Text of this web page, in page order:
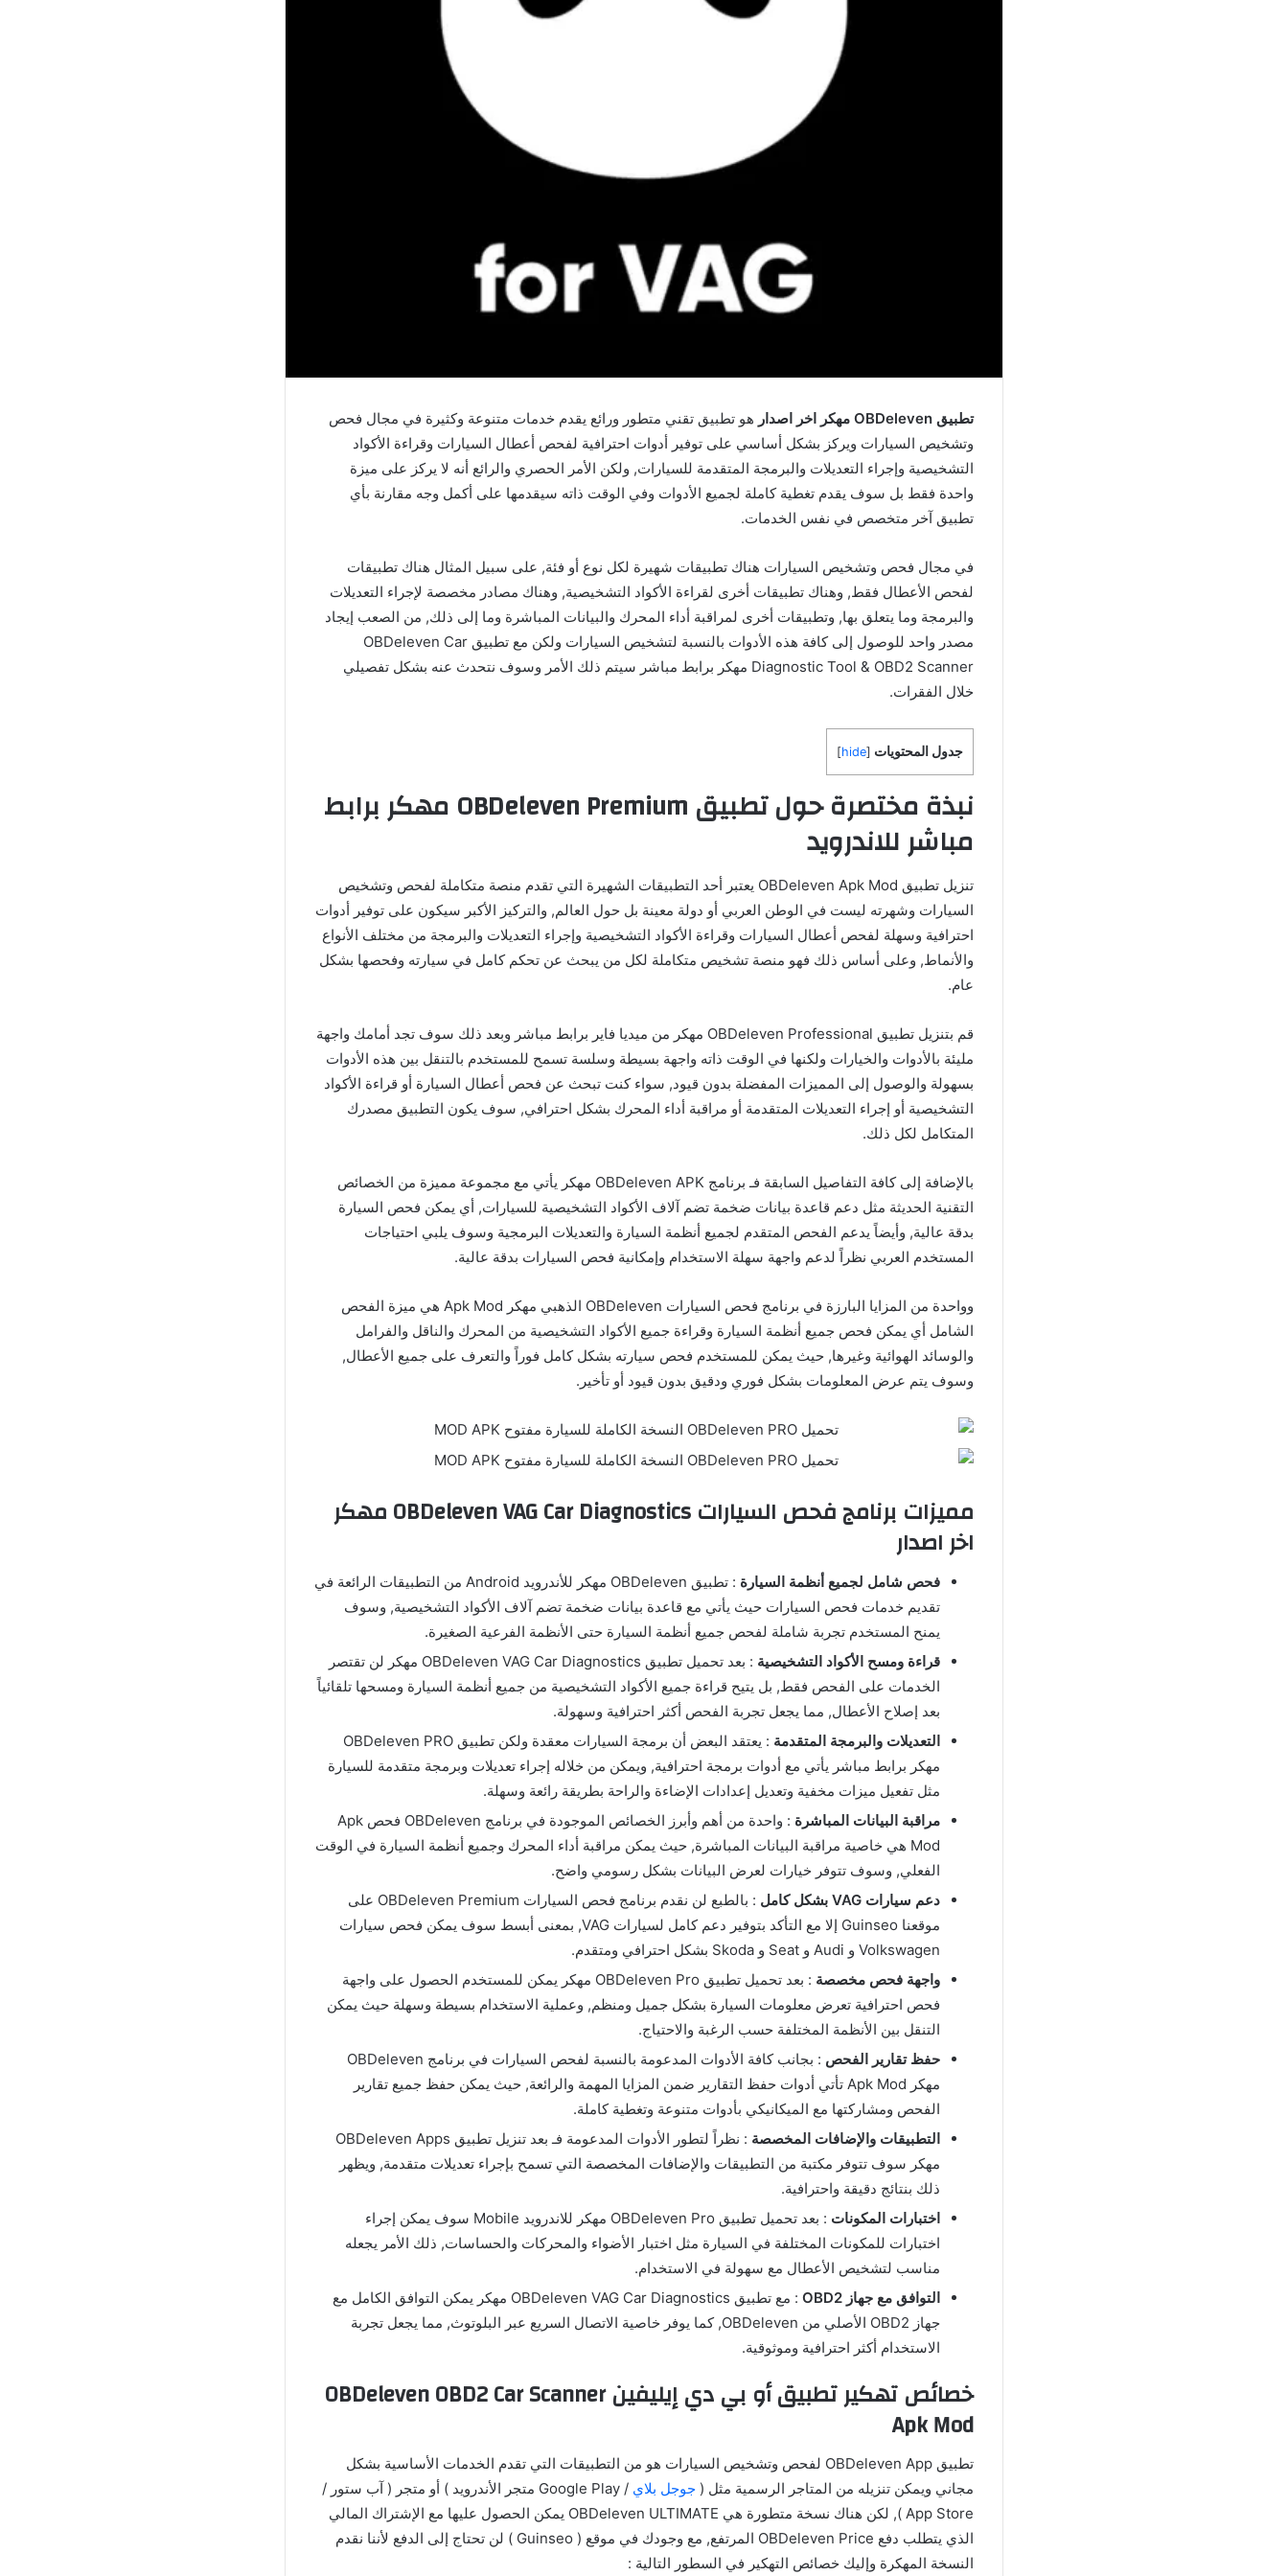
تطبيق OBDeleven مهكر اخر اصدار
هو تطبيق تقني متطور ورائع يقدم خدمات متنوعة وكثيرة في مجال فحص
وتشخيص السيارات ويركز بشكل أساسي على توفير أدوات احترافية لفحص أعطال السيارات وقراءة الأكواد
التشخيصية وإجراء التعديلات والبرمجة المتقدمة للسيارات, ولكن الأمر الحصري والرائع أنه لا يركز على ميزة
واحدة فقط بل سوف يقدم تغطية كاملة لجميع الأدوات وفي الوقت ذاته سيقدمها على أكمل وجه مقارنة بأي
تطبيق آخر متخصص في نفس الخدمات.
في مجال فحص وتشخيص السيارات هناك تطبيقات شهيرة لكل نوع أو فئة, على سبيل المثال هناك تطبيقات
لفحص الأعطال فقط, وهناك تطبيقات أخرى لقراءة الأكواد التشخيصية, وهناك مصادر مخصصة لإجراء التعديلات
والبرمجة وما يتعلق بها, وتطبيقات أخرى لمراقبة أداء المحرك والبيانات المباشرة وما إلى ذلك, من الصعب إيجاد
مصدر واحد للوصول إلى كافة هذه الأدوات بالنسبة لتشخيص السيارات ولكن مع تطبيق OBDeleven Car
Diagnostic Tool & OBD2 Scanner مهكر برابط مباشر سيتم ذلك الأمر وسوف نتحدث عنه بشكل تفصيلي
خلال الفقرات.
جدول المحتويات [
hide
]
نبذة مختصرة حول تطبيق OBDeleven Premium مهكر برابط
مباشر للاندرويد
تنزيل تطبيق OBDeleven Apk Mod يعتبر أحد التطبيقات الشهيرة التي تقدم منصة متكاملة لفحص وتشخيص
السيارات وشهرته ليست في الوطن العربي أو دولة معينة بل حول العالم, والتركيز الأكبر سيكون على توفير أدوات
احترافية وسهلة لفحص أعطال السيارات وقراءة الأكواد التشخيصية وإجراء التعديلات والبرمجة من مختلف الأنواع
والأنماط, وعلى أساس ذلك فهو منصة تشخيص متكاملة لكل من يبحث عن تحكم كامل في سيارته وفحصها بشكل
عام.
قم بتنزيل تطبيق OBDeleven Professional مهكر من ميديا فاير برابط مباشر وبعد ذلك سوف تجد أمامك واجهة
مليئة بالأدوات والخيارات ولكنها في الوقت ذاته واجهة بسيطة وسلسة تسمح للمستخدم بالتنقل بين هذه الأدوات
بسهولة والوصول إلى المميزات المفضلة بدون قيود, سواء كنت تبحث عن فحص أعطال السيارة أو قراءة الأكواد
التشخيصية أو إجراء التعديلات المتقدمة أو مراقبة أداء المحرك بشكل احترافي, سوف يكون التطبيق مصدرك
المتكامل لكل ذلك.
بالإضافة إلى كافة التفاصيل السابقة فـ برنامج OBDeleven APK مهكر يأتي مع مجموعة مميزة من الخصائص
التقنية الحديثة مثل دعم قاعدة بيانات ضخمة تضم آلاف الأكواد التشخيصية للسيارات, أي يمكن فحص السيارة
بدقة عالية, وأيضاً يدعم الفحص المتقدم لجميع أنظمة السيارة والتعديلات البرمجية وسوف يلبي احتياجات
المستخدم العربي نظراً لدعم واجهة سهلة الاستخدام وإمكانية فحص السيارات بدقة عالية.
وواحدة من المزايا البارزة في برنامج فحص السيارات OBDeleven الذهبي مهكر Apk Mod هي ميزة الفحص
الشامل أي يمكن فحص جميع أنظمة السيارة وقراءة جميع الأكواد التشخيصية من المحرك والناقل والفرامل
والوسائد الهوائية وغيرها, حيث يمكن للمستخدم فحص سيارته بشكل كامل فوراً والتعرف على جميع الأعطال,
وسوف يتم عرض المعلومات بشكل فوري ودقيق بدون قيود أو تأخير.
مميزات برنامج فحص السيارات OBDeleven VAG Car Diagnostics مهكر
اخر اصدار
فحص شامل لجميع أنظمة السيارة
: تطبيق OBDeleven مهكر للأندرويد Android من التطبيقات الرائعة في
تقديم خدمات فحص السيارات حيث يأتي مع قاعدة بيانات ضخمة تضم آلاف الأكواد التشخيصية, وسوف
يمنح المستخدم تجربة شاملة لفحص جميع أنظمة السيارة حتى الأنظمة الفرعية الصغيرة.
قراءة ومسح الأكواد التشخيصية
: بعد تحميل تطبيق OBDeleven VAG Car Diagnostics مهكر لن تقتصر
الخدمات على الفحص فقط, بل يتيح قراءة جميع الأكواد التشخيصية من جميع أنظمة السيارة ومسحها تلقائياً
بعد إصلاح الأعطال, مما يجعل تجربة الفحص أكثر احترافية وسهولة.
التعديلات والبرمجة المتقدمة
: يعتقد البعض أن برمجة السيارات معقدة ولكن تطبيق OBDeleven PRO
مهكر برابط مباشر يأتي مع أدوات برمجة احترافية, ويمكن من خلاله إجراء تعديلات وبرمجة متقدمة للسيارة
مثل تفعيل ميزات مخفية وتعديل إعدادات الإضاءة والراحة بطريقة رائعة وسهلة.
مراقبة البيانات المباشرة
: واحدة من أهم وأبرز الخصائص الموجودة في برنامج OBDeleven فحص Apk
Mod هي خاصية مراقبة البيانات المباشرة, حيث يمكن مراقبة أداء المحرك وجميع أنظمة السيارة في الوقت
الفعلي, وسوف تتوفر خيارات لعرض البيانات بشكل رسومي واضح.
دعم سيارات VAG بشكل كامل
: بالطبع لن نقدم برنامج فحص السيارات OBDeleven Premium على
موقعنا Guinseo إلا مع التأكد بتوفير دعم كامل لسيارات VAG, بمعنى أبسط سوف يمكن فحص سيارات
Volkswagen و Audi و Seat و Skoda بشكل احترافي ومتقدم.
واجهة فحص مخصصة
: بعد تحميل تطبيق OBDeleven Pro مهكر يمكن للمستخدم الحصول على واجهة
فحص احترافية تعرض معلومات السيارة بشكل جميل ومنظم, وعملية الاستخدام بسيطة وسهلة حيث يمكن
التنقل بين الأنظمة المختلفة حسب الرغبة والاحتياج.
حفظ تقارير الفحص
: بجانب كافة الأدوات المدعومة بالنسبة لفحص السيارات في برنامج OBDeleven
مهكر Apk Mod تأتي أدوات حفظ التقارير ضمن المزايا المهمة والرائعة, حيث يمكن حفظ جميع تقارير
الفحص ومشاركتها مع الميكانيكي بأدوات متنوعة وتغطية كاملة.
التطبيقات والإضافات المخصصة
: نظراً لتطور الأدوات المدعومة فـ بعد تنزيل تطبيق OBDeleven Apps
مهكر سوف تتوفر مكتبة من التطبيقات والإضافات المخصصة التي تسمح بإجراء تعديلات متقدمة, ويظهر
ذلك بنتائج دقيقة واحترافية.
اختبارات المكونات
: بعد تحميل تطبيق OBDeleven Pro مهكر للاندرويد Mobile سوف يمكن إجراء
اختبارات للمكونات المختلفة في السيارة مثل اختبار الأضواء والمحركات والحساسات, ذلك الأمر يجعله
مناسب لتشخيص الأعطال مع سهولة في الاستخدام.
التوافق مع جهاز OBD2
: مع تطبيق OBDeleven VAG Car Diagnostics مهكر يمكن التوافق الكامل مع
جهاز OBD2 الأصلي من OBDeleven, كما يوفر خاصية الاتصال السريع عبر البلوتوث, مما يجعل تجربة
الاستخدام أكثر احترافية وموثوقية.
خصائص تهكير تطبيق أو بي دي إيليفين OBDeleven OBD2 Car Scanner
Apk Mod
تطبيق OBDeleven App لفحص وتشخيص السيارات هو من التطبيقات التي تقدم الخدمات الأساسية بشكل
مجاني ويمكن تنزيله من المتاجر الرسمية مثل ( جوجل بلاي
/ Google Play متجر الأندرويد ) أو متجر ( آب ستور /
App Store ), لكن هناك نسخة متطورة هي OBDeleven ULTIMATE يمكن الحصول عليها مع الإشتراك المالي
الذي يتطلب دفع OBDeleven Price المرتفع, مع وجودك في موقع ( Guinseo ) لن تحتاج إلى الدفع لأننا نقدم
النسخة المهكرة وإليك خصائص التهكير في السطور التالية :